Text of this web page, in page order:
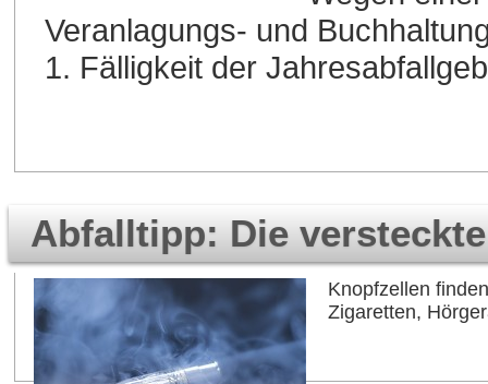
Veranlagungs- und
1. Fälligkeit der
Abfalltipp: Die
Knopfzellen
Zigaretten,